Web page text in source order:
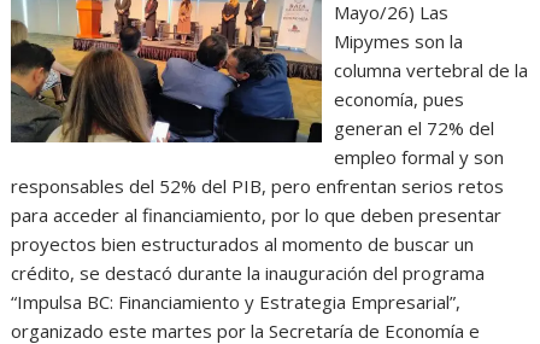
Mayo/26) Las
Mipymes son la
columna vertebral de la
economía, pues
generan el 72% del
empleo formal y son
responsables del 52% del PIB, pero enfrentan serios retos
para acceder al financiamiento, por lo que deben presentar
proyectos bien estructurados al momento de buscar un
crédito, se destacó durante la inauguración del programa
“Impulsa BC: Financiamiento y Estrategia Empresarial”,
organizado este martes por la Secretaría de Economía e